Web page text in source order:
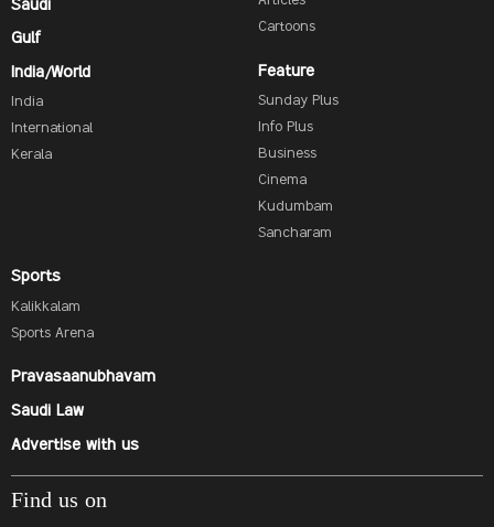
Saudi
Gulf
India/World
India
International
Kerala
Cartoons
Feature
Sunday Plus
Info Plus
Business
Cinema
Kudumbam
Sancharam
Sports
Kalikkalam
Sports Arena
Pravasaanubhavam
Saudi Law
Advertise with us
Find us on